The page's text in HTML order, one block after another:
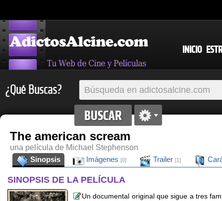
INICIO
¿Qué Buscas?
The american scream
una película de Michael Stephenson
Sinopsis
Imágenes [0] Trailer [1]
SINOPSIS DE LA PELÍCULA
Un documental original que sigue a tres